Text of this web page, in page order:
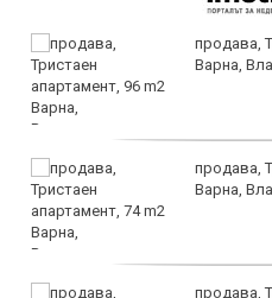
продава,
Варна,
продава,
Варна,
продава,